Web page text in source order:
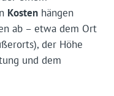
Kostenhängen
ab – etwa dem Ort
der Höhe
und dem